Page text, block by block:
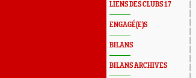
LIENS DES CLUBS 17
ENGAGÉ(E)S
BILANS
BILANS ARCHIVES